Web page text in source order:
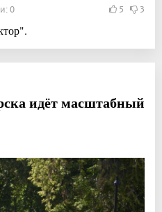
0 5 3
идёт масштабный